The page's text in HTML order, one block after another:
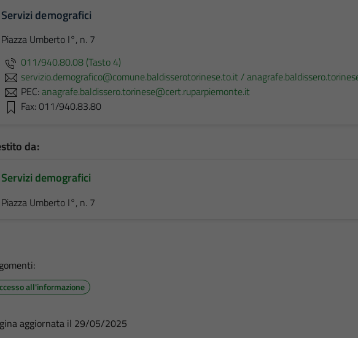
Servizi demografici
Piazza Umberto I°, n. 7
011/940.80.08 (Tasto 4)
servizio.demografico@comune.baldisserotorinese.to.it /
PEC: anagrafe.baldissero.torinese@cert.ruparpiemonte.it
Fax: 011/940.83.80
da:
Servizi demografici
Piazza Umberto I°, n. 7
all'informazione
aggiornata il 29/05/2025